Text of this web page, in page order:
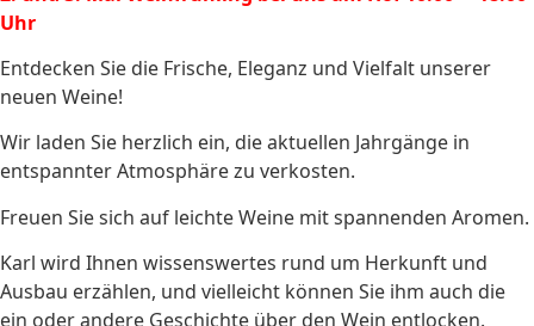
Uhr
Entdecken Sie die Frische, Eleganz und Vielfalt unserer
neuen Weine!
Wir laden Sie herzlich ein, die aktuellen Jahrgänge in
entspannter Atmosphäre zu verkosten.
Freuen Sie sich auf leichte Weine mit spannenden Aromen.
Karl wird Ihnen wissenswertes rund um Herkunft und
Ausbau erzählen, und vielleicht können Sie ihm auch die
ein oder andere Geschichte über den Wein entlocken.